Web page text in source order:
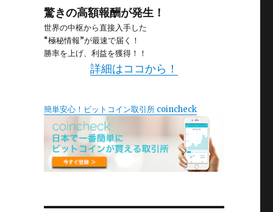
驚きの高額報酬が発生！
世界の中枢から直接入手した
“極秘情報”が最速で届く！
勝率を上げ、利益を獲得！！
詳細はココから！
簡単安心！ビットコイン取引所 coincheck